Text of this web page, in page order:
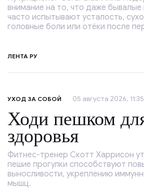
внимание на то, что даже бывалые
часто испытывают усталость,
головные боли или отёки после
ЛЕНТА РУ
УХОД ЗА СОБОЙ 05 августа 2026, 11:35
Ходи пешком
здоровья
Фитнес-тренер Скотт Харрисон
пешие прогулки способствуют
выносливости, укреплению
мышц.